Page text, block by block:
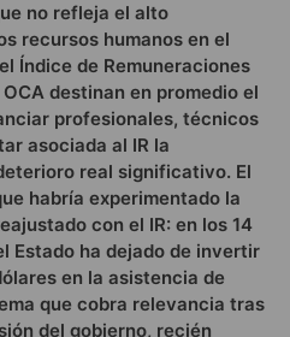
no refleja el alto
recursos humanos en el
Índice de Remuneraciones
destinan en promedio el
profesionales, técnicos
asociada al IR la
real significativo. El
habría experimentado la
con el IR: en los 14
Estado ha dejado de invertir
en la asistencia de
que cobra relevancia tras
del gobierno, recién